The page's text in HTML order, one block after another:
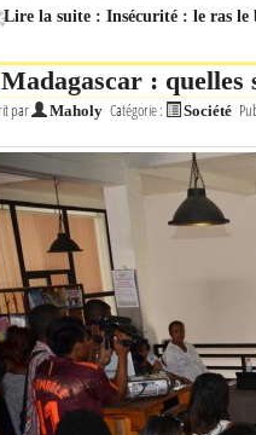
Lire la suite : Insécurité : le ras le
Madagascar : quelles
par Maholy Catégorie : Société